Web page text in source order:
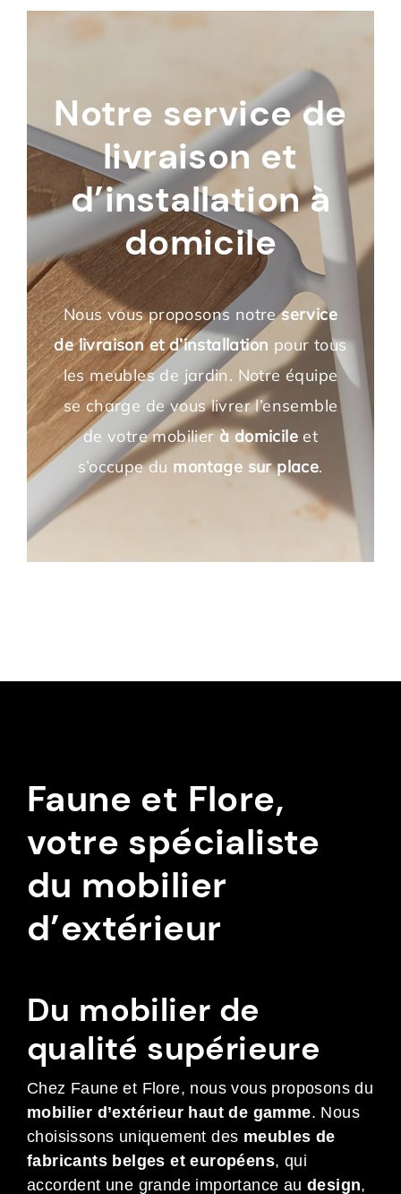
Notre service de
livraison et
d’installation à
domicile
Nous vous proposons notreservice
de livraison et d’installation pour tous
les meubles de jardin. Notre équipe
se charge de vous livrer l’ensemble
de votre mobilierà domicile et
s’occupe du montage sur place.
Faune et Flore,
votre spécialiste
du mobilier
d’extérieur
Du mobilier de
qualité supérieure
Chez Faune et Flore, nous vous proposons du
mobilier d’extérieur haut de gamme. Nous
choisissons uniquement des meubles de
fabricants belges et européens, qui
accordent une grande importance au design,